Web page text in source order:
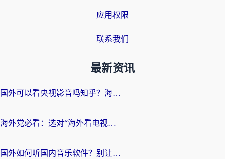
应用权限
联系我们
最新资讯
国外可以看央视影音吗知乎？海外党亲测有效的回国加速方案
海外党必看：选对“海外看电视剧软件”，再也不用愁国内剧刷不了
国外如何听国内音乐软件？别让地域限制，断了你的中文歌单